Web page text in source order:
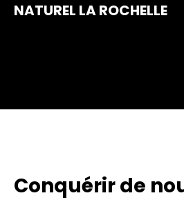
NATUREL LA ROCHELLE
Conquérir de